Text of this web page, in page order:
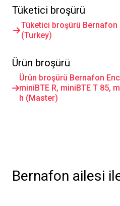
Tüketici broşürü
Tüketici broşürü Bernafon
(Turkey)
Ürün broşürü
Ürün broşürü Bernafon
miniBTE R, miniBTE T 85,
h (Master)
Bernafon ailesi